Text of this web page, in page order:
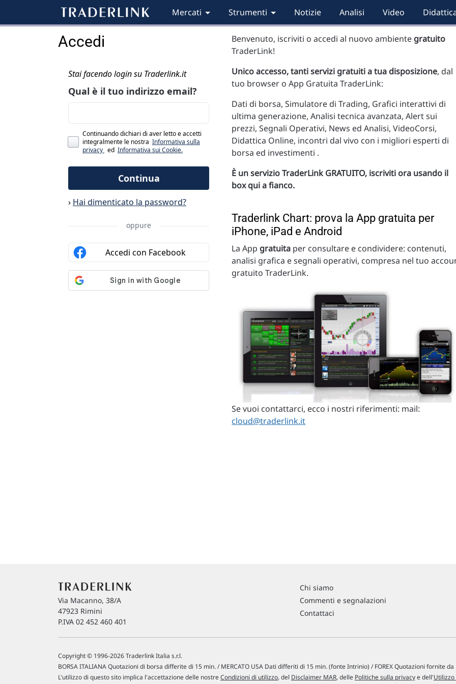
Mercati Strumenti Notizie Analisi Video
Accedi Benvenuto, iscriviti o accedi al nuovo ambiente gratuito
TraderLink!
Unico accesso, tanti servizi gratuiti a tua disposizione, dal
tuo browser o App Gratuita TraderLink:
Dati di borsa, Simulatore di Trading, Grafici interattivi di
ultima generazione, Analisi tecnica avanzata, Alert sui
prezzi, Segnali Operativi, News ed Analisi, VideoCorsi,
Didattica Online, incontri dal vivo con i migliori esperti di
borsa ed investimenti .
È un servizio TraderLink GRATUITO, iscriviti ora usando il
box qui a fianco.
Traderlink Chart: prova la App gratuita per
iPhone, iPad e Android
La App gratuita per consultare e condividere: contenuti,
analisi grafica e segnali operativi, compresa nel tuo
gratuito TraderLink.
Se vuoi contattarci, ecco i nostri riferimenti: mail:
cloud@traderlink.it
Via Macanno, 38/A
47923 Rimini
P.IVA 02 452 460 401
Chi siamo
Commenti e segnalazioni
Contattaci
Copyright © 1996-2026 Traderlink Italia s.r.l.
BORSA ITALIANA Quotazioni di borsa differite di 15 min. / MERCATO USA Dati differiti di 15 min. (fonte Intrinio) / FOREX Quotazioni fornite da
L'utilizzo di questo sito implica l'accettazione delle nostreCondizioni di utilizzo, del Disclaimer MAR, delle Politiche sulla privacye dell'